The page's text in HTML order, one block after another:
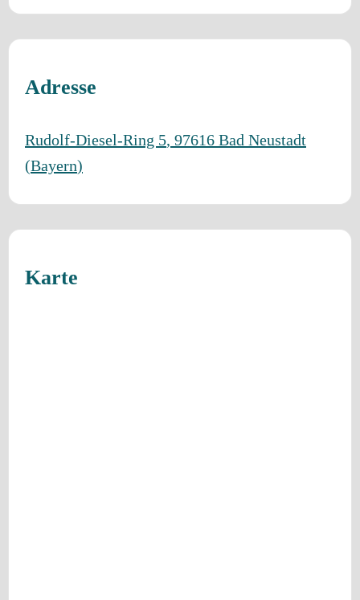
Adresse
Rudolf-Diesel-Ring 5, 97616 Bad Neustadt
(Bayern)
Karte